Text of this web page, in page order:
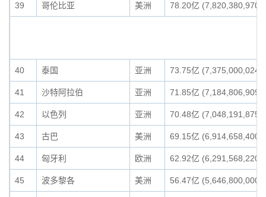
39 哥伦比亚 美洲 78.20亿 (7,820,380,970)
40 泰国 亚洲 73.75亿 (7,375,000,024)
41 沙特阿拉伯 亚洲 71.85亿 (7,184,806,909)
42 以色列 亚洲 70.48亿 (7,048,191,875)
43 古巴 美洲 69.15亿 (6,914,658,400)
44 匈牙利 欧洲 62.92亿 (6,291,568,220)
45 波多黎各 美洲 56.47亿 (5,646,800,000)